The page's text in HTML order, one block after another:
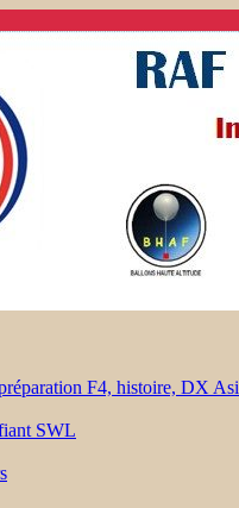
F4, histoire, DX
SWL